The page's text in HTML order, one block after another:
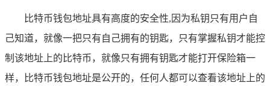
比特币钱包地址具有高度的安全性,因为私钥只有用户自
己知道，就像一把只有自己拥有的钥匙，只有掌握私钥才能控
制该地址上的比特币，就像只有拥有钥匙才能打开保险箱一
样，比特币钱包地址是公开的，任何人都可以查看该地址上的